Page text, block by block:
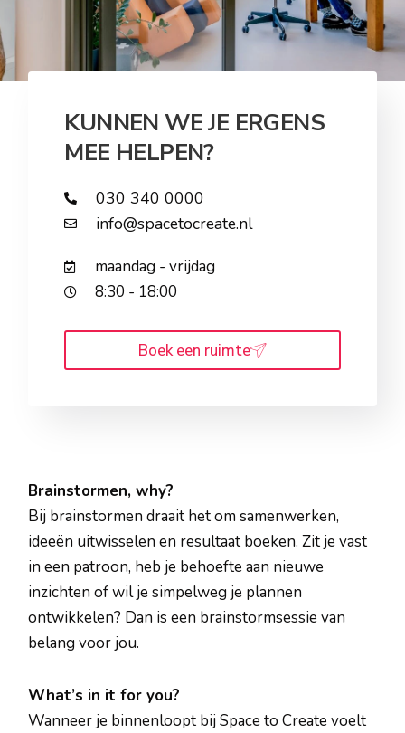
Brainstormen, why?
Bij brainstormen draait het om samenwerken,
ideeën uitwisselen en resultaat boeken. Zit je vast
in een patroon, heb je behoefte aan nieuwe
inzichten of wil je simpelweg je plannen
ontwikkelen? Dan is een brainstormsessie van
belang voor jou.
What’s in it for you?
Wanneer je binnenloopt bij Space to Create voelt
KUNNEN WE JE ERGENS
MEE HELPEN?
030 340 0000
info@spacetocreate.nl
maandag - vrijdag
8:30 - 18:00
Boek een ruimte